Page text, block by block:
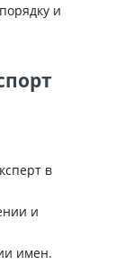
и
в
и
имен.